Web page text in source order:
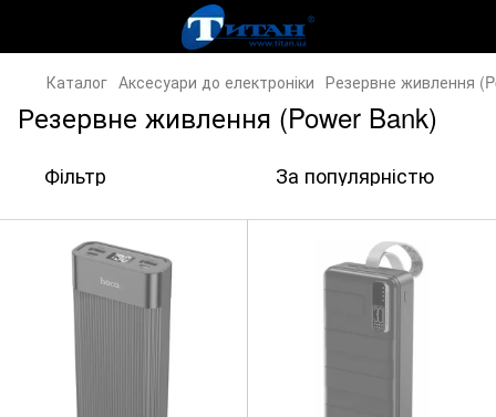
Каталог Аксесуари до електроніки Резервне живлення
Резервне живлення (Power Bank)
Фільтр За популярністю